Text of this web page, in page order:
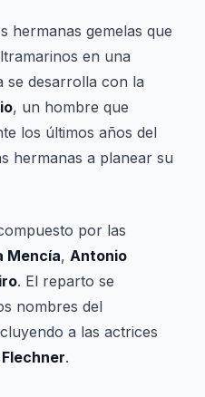
hermanas gemelas que
en una
se desarrolla con la
, un hombre que
los últimos años del
hermanas a planear su
por las
Mencía, Antonio
. El reparto se
nombres del
a las actrices
.